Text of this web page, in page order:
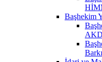
Başhekim